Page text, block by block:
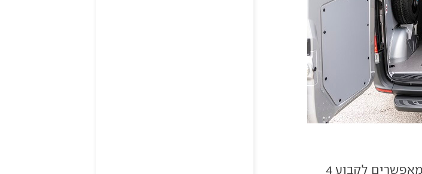
לספרינטר מנופי שליטה מגלגל ההגה, המאפשרים לקבוע 4